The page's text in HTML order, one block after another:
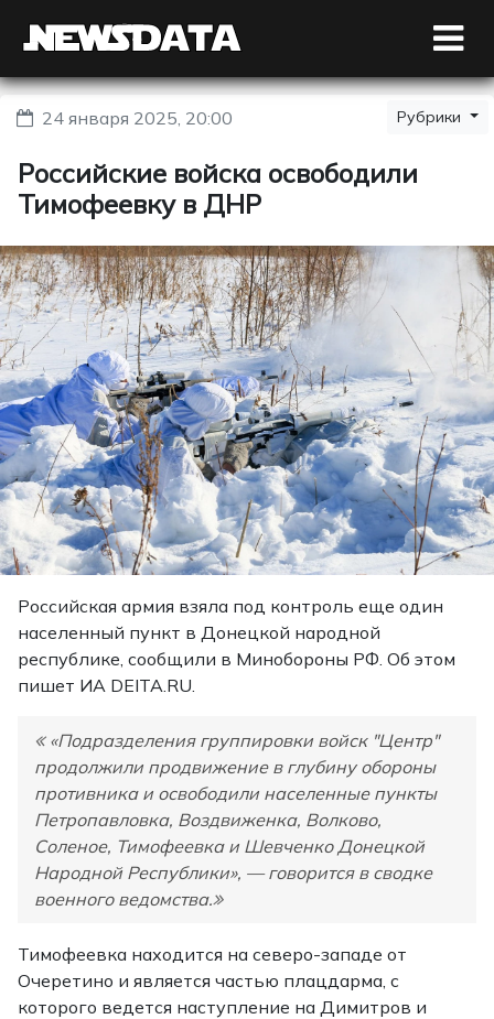
24 января 2025, 20:00 Рубрики
Российские войска освободили
Тимофеевку в ДНР
Российская армия взяла под контроль еще один
населенный пункт в Донецкой народной
республике, сообщили в Минобороны РФ. Об этом
пишет ИА DEITA.RU.
«Подразделения группировки войск "Центр"
продолжили продвижение в глубину обороны
противника и освободили населенные пункты
Петропавловка, Воздвиженка, Волково,
Соленое, Тимофеевка и Шевченко Донецкой
Народной Республики», — говорится в сводке
военного ведомства.
Тимофеевка находится на северо-западе от
Очеретино и является частью плацдарма, с
которого ведется наступление на Димитров и